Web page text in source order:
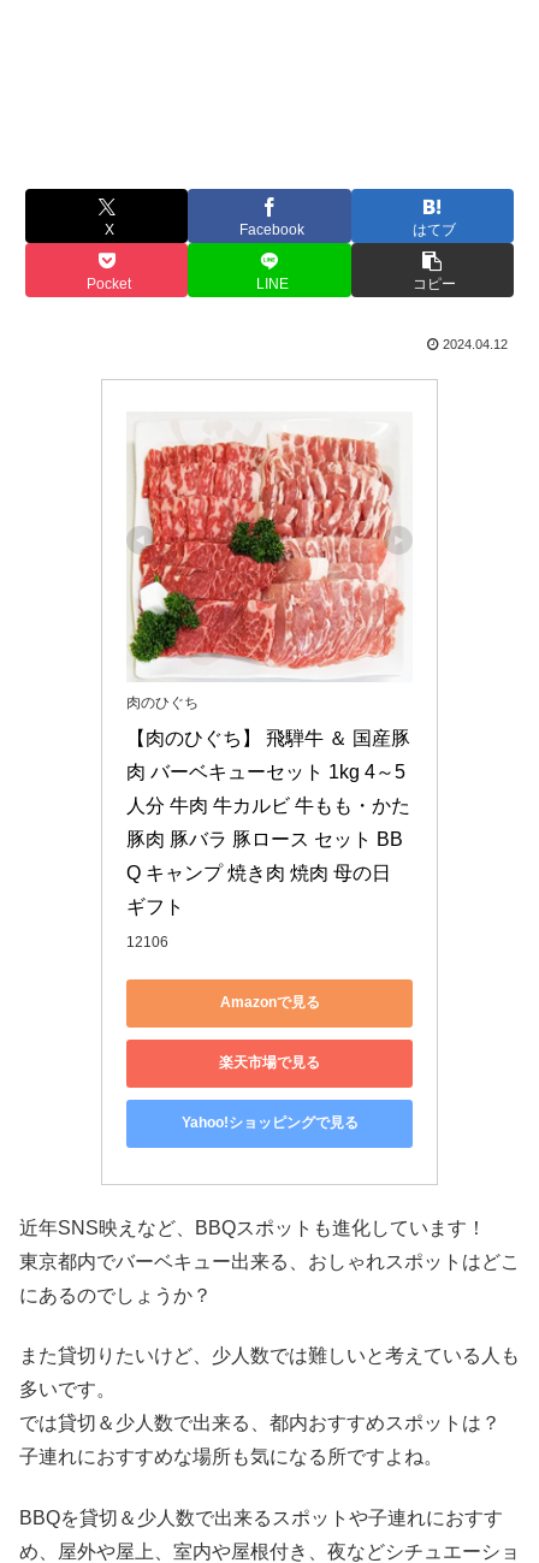
X Facebook はてブ
Pocket LINE コピー
2024.04.12
肉のひぐち
【肉のひぐち】 飛騨牛 ＆ 国産豚
肉 バーベキューセット 1kg 4～5
人分 牛肉 牛カルビ 牛もも・かた
豚肉 豚バラ 豚ロース セット BB
Q キャンプ 焼き肉 焼肉 母の日
ギフト
12106
Amazonで見る
楽天市場で見る
Yahoo!ショッピングで見る
近年SNS映えなど、BBQスポットも進化しています！
東京都内でバーベキュー出来る、おしゃれスポットはどこ
にあるのでしょうか？
また貸切りたいけど、少人数では難しいと考えている人も
多いです。
では貸切＆少人数で出来る、都内おすすめスポットは？
子連れにおすすめな場所も気になる所ですよね。
BBQを貸切＆少人数で出来るスポットや子連れにおすす
め、屋外や屋上、室内や屋根付き、夜などシチュエーショ